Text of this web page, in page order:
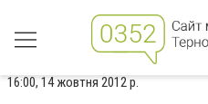
16:00, 14 жовтня 2012 р.